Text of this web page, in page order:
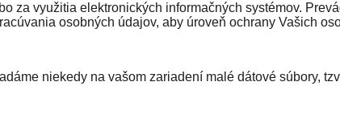
za využitia elektronických informačných systémov.
osobných údajov, aby úroveň ochrany Vašich
niekedy na vašom zariadení malé dátové súbory,